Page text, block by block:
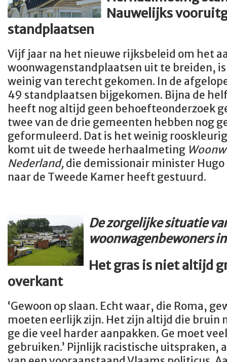
Nauwelijks
standplaatsen
Vijf jaar na het nieuwe rijksbeleid om het
woonwagenstandplaatsen uit te breiden,
weinig van terecht gekomen. In de
49 standplaatsen bijgekomen. Bijna de
heeft nog altijd geen behoefteonderzoek
twee van de drie gemeenten hebben nog
geformuleerd. Dat is het weinig
komt uit de tweede herhaalmeting
Nederland, die demissionair minister Hugo
naar de Tweede Kamer heeft gestuurd.
De zorgelijke situatie
woonwagenbewoners
Het gras is niet altijd
overkant
‘Gewoon op slaan. Echt waar, die Roma,
moeten eerlijk zijn. Het zijn altijd die bruin
ge die veel harder aanpakken. Ge moet
gebruiken.’ Pijnlijk racistische uitspraken,